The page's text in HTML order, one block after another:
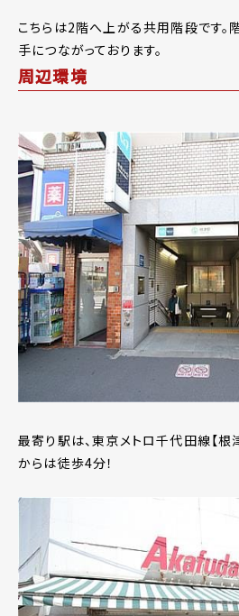
こちらは2階へ上がる共用階段です。
手につながっております。
周辺環境
最寄り駅は、東京メトロ千代田線【根
からは徒歩4分！